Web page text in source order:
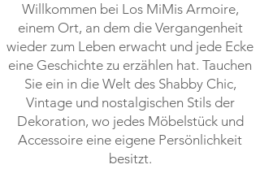
Willkommen bei Los MiMis Armoire,
einem Ort, an dem die Vergangenheit
wieder zum Leben erwacht und jede Ecke
eine Geschichte zu erzählen hat. Tauchen
Sie ein in die Welt des Shabby Chic,
Vintage und nostalgischen Stils der
Dekoration, wo jedes Möbelstück und
Accessoire eine eigene Persönlichkeit
besitzt.